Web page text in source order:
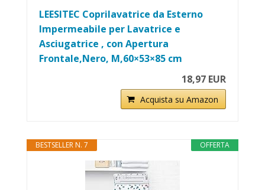
LEESITEC Coprilavatrice da Esterno
Impermeabile per Lavatrice e
Asciugatrice , con Apertura
Frontale,Nero, M,60×53×85 cm
18,97 EUR
Acquista su Amazon
OFFERTA
BESTSELLER N. 7